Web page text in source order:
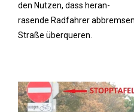
den Nutzen, dass heran-
rasende Radfahrer
Straße überqueren.